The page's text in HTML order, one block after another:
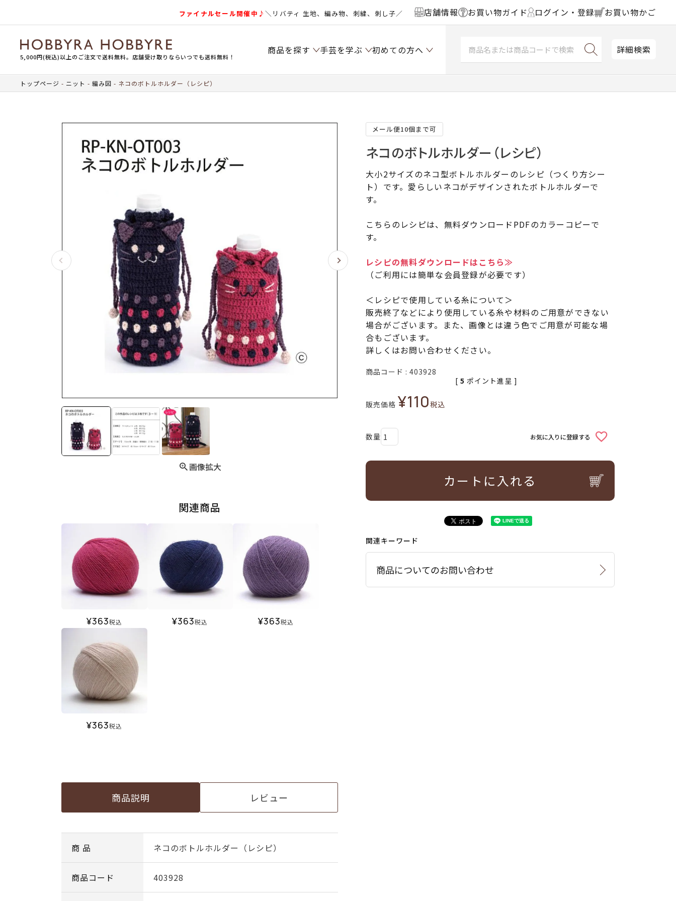
ファイナルセール開催中♪＼リバティ 生地、編み物、刺繍、刺し子／ 店舗情報 お買い物ガイド ログイン・登録 お買い物かご
5,000円(税込)以上のご注文で送料無料。店舗受け取りならいつでも送料無料！
商品を探す 手芸を学ぶ 初めての方へ 詳細検索
トップページ ニット 編み図 ネコのボトルホルダー（レシピ）
画像拡大
関連商品
¥363税込 ¥363税込 ¥363税込
¥363税込
商品説明 レビュー
商 品 ネコのボトルホルダー（レシピ）
商品コード 403928
メール便10個まで可
ネコのボトルホルダー（レシピ）
大小2サイズのネコ型ボトルホルダーのレシピ（つくり方シー
ト）です。愛らしいネコがデザインされたボトルホルダーで
す。
こちらのレシピは、無料ダウンロードPDFのカラーコピーで
す。
レシピの無料ダウンロードはこちら≫
（ご利用には簡単な会員登録が必要です）
＜レシピで使用している糸について＞
販売終了などにより使用している糸や材料のご用意ができない
場合がございます。また、画像とは違う色でご用意が可能な場
合もございます。
詳しくはお問い合わせください。
商品コード 403928
販売価格 ¥110税込
[ 5 ポイント進呈 ]
お気に入りに登録する
カートに入れる
関連キーワード
商品についてのお問い合わせ